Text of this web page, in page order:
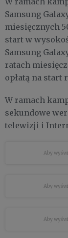
Samsung
miesięcznych
start w
Samsung
ratach
opłatą na start
W ramach
sekundowe
telewizji i
Aby
Aby
Aby